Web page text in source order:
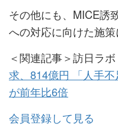
その他にも、MICE誘
への対応に向けた施策
＜関連記事＞訪日ラボ
求、814億円 「人手不
が前年比6倍
会員登録して見る